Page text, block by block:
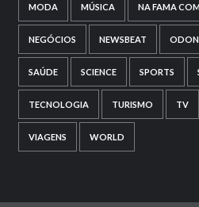
MODA MÚSICA NA FAMA
NEGÓCIOS NEWSBEAT
SAÚDE SCIENCE SPORTS
TECNOLOGIA TURISMO TV
VIAGENS WORLD